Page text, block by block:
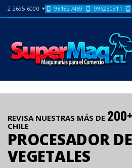
2 2695 6000 981827469 996230311
-
REVISA NUESTRAS MÁS DE 200+
CHILE
PROCESADOR DE
VEGETALES